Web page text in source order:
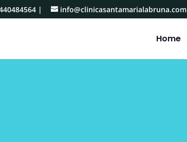
| info@clinicasantamarialabruna.com
Home